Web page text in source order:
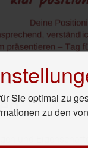
und
Sie optimal zu
zu den